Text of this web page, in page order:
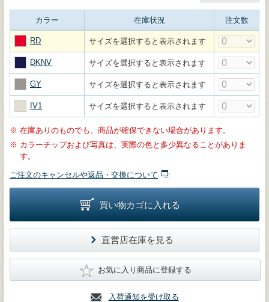
カラー 在庫状況 注文数
RD サイズを選択すると表示されます
DKNV サイズを選択すると表示されます
GY サイズを選択すると表示されます
IV1 サイズを選択すると表示されます
※ 在庫ありのものでも、商品が確保できない場合があります。
※ カラーチップおよび写真は、実際の色と多少異なることがありま
す。
ご注文のキャンセルや返品・交換について
買い物カゴに入れる
直営店在庫を見る
★ お気に入り商品に登録する
入荷通知を受け取る